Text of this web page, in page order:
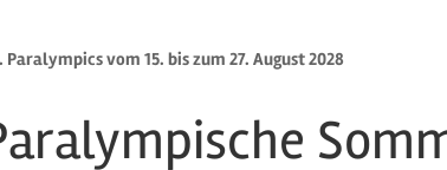
Paralympics vom 15. bis zum 27. August 2028